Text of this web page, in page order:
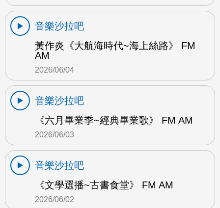
音樂沙拉吧
黃作炎《大航海時代~海上絲路》 FM
AM
2026/06/04
音樂沙拉吧
《六月畢業季~經典畢業歌》 FM AM
2026/06/03
音樂沙拉吧
《文學選播~古書食堂》 FM AM
2026/06/02